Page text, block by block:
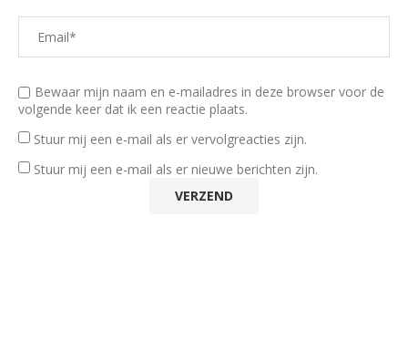
Bewaar mijn naam en e-mailadres in deze browser voor de
volgende keer dat ik een reactie plaats.
Stuur mij een e-mail als er vervolgreacties zijn.
Stuur mij een e-mail als er nieuwe berichten zijn.